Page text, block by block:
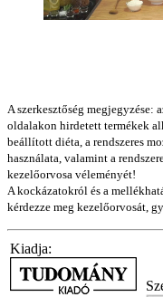
A szerkesztőség megjegyzése:
oldalakon hirdetett termékek
beállított diéta, a rendszeres
használata, valamint a
kezelőorvosa véleményét!
A kockázatokról és a
kérdezze meg kezelőorvosát,
Kiadja: